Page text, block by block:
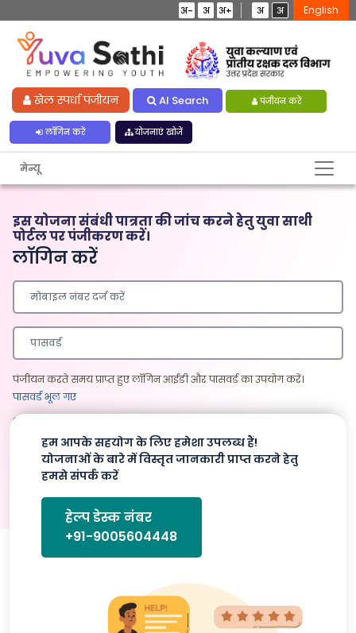
अ- अ अ+ अ अ English
खेल स्पर्धा पंजीयन AI Search पंजीयन करें
लॉगिन करें योजनाएं खोजें
मेन्यू
इस योजना संबंधी पात्रता की जांच करने हेतु युवा साथी
पोर्टल पर पंजीकरण करें।
लॉगिन करें
पंजीयन करते समय प्राप्त हुए लॉगिन आईडी और पासवर्ड का उपयोग करें।
पासवर्ड भूल गए
हम आपके सहयोग के लिए हमेशा उपलब्ध हैं!
योजनाओं के बारे में विस्तृत जानकारी प्राप्त करने हेतु
हमसे संपर्क करें
हेल्प डेस्क नंबर
+91-9005604448